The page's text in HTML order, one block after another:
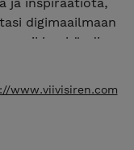
digimaailmaan
bändi,
verkkokauppani
brändiäsi.
www.viivisiren.com